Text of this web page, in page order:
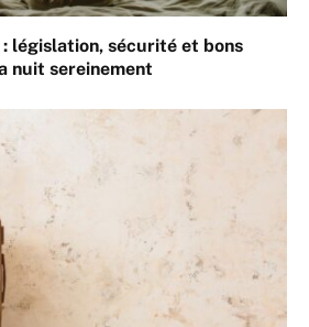
: législation, sécurité et bons
nuit sereinement